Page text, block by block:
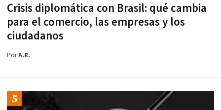
Crisis diplomática con Brasil: qué cambia
para el comercio, las empresas y los
ciudadanos
PorA.R.